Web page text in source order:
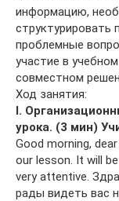
информацию,
структурировать
проблемные
участие в
совместном
Ход занятия:
I.
урока. (3 мин)
Good morning,
our lesson. It will
very attentive.
рады видеть вас